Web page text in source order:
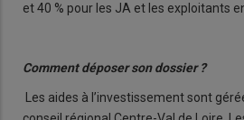
et 40 % pour les JA et les exploitants
Comment déposer son dossier ?
Les aides à l’investissement sont